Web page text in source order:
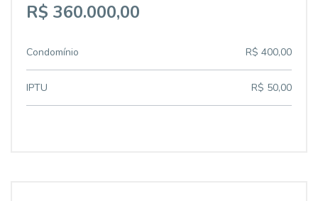
R$ 360.000,00
Condomínio R$ 400,00
IPTU R$ 50,00